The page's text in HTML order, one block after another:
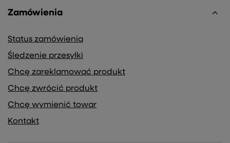
Zamówienia
Status zamówienia
Śledzenie przesyłki
Chcę zareklamować produkt
Chcę zwrócić produkt
Chcę wymienić towar
Kontakt